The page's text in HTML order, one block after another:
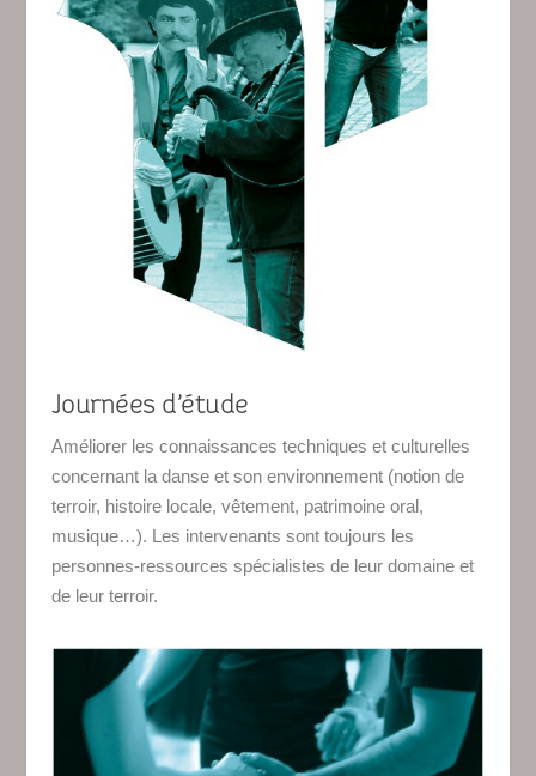
Journées d’étude
Améliorer les connaissances techniques et culturelles
concernant la danse et son environnement (notion de
terroir, histoire locale, vêtement, patrimoine oral,
musique…). Les intervenants sont toujours les
personnes-ressources spécialistes de leur domaine et
de leur terroir.